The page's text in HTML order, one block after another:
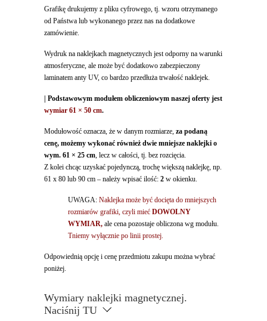
Grafikę drukujemy z pliku cyfrowego, tj. wzoru otrzymanego
od Państwa lub wykonanego przez nas na dodatkowe
zamówienie.
Wydruk na naklejkach magnetycznych jest odporny na warunki
atmosferyczne, ale może być dodatkowo zabezpieczony
laminatem anty UV, co bardzo przedłuża trwałość naklejek.
| Podstawowym modułem obliczeniowym naszej oferty jest
wymiar 61 × 50 cm.
Modułowość oznacza, że w danym rozmiarze, za podaną
cenę, możemy wykonać również dwie mniejsze naklejki o
wym. 61 × 25 cm, lecz w całości, tj. bez rozcięcia.
Z kolei chcąc uzyskać pojedynczą, trochę większą naklejkę, np.
61 x 80 lub 90 cm – należy wpisać ilość: 2 w okienku.
UWAGA: Naklejka może być docięta do mniejszych
rozmiarów grafiki, czyli mieć DOWOLNY
WYMIAR, ale cena pozostaje obliczona wg modułu.
Tniemy wyłącznie po linii prostej.
Odpowiednią opcję i cenę przedmiotu zakupu można wybrać
poniżej.
Wymiary naklejki magnetycznej.
Naciśnij TU